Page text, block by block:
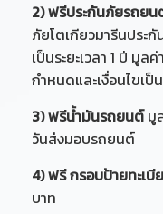
2) ฟรีประกันภัยรถยน
ภัยโตเกียวมารีนประ
เป็นระยะเวลา 1 ปี มู
กำหนดและเงื่อนไขเ
3) ฟรีน้ำมันรถยนต์มู
วันส่งมอบรถยนต์
4) ฟรี กรอบป้ายทะเบี
บาท